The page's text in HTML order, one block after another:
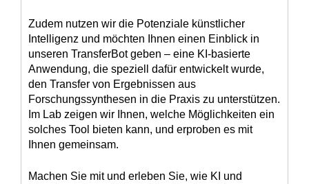
Zudem nutzen wir die Potenziale künstlicher
Intelligenz und möchten Ihnen einen Einblick in
unseren TransferBot geben – eine KI-basierte
Anwendung, die speziell dafür entwickelt wurde,
den Transfer von Ergebnissen aus
Forschungssynthesen in die Praxis zu unterstützen.
Im Lab zeigen wir Ihnen, welche Möglichkeiten ein
solches Tool bieten kann, und erproben es mit
Ihnen gemeinsam.
Machen Sie mit und erleben Sie, wie KI und